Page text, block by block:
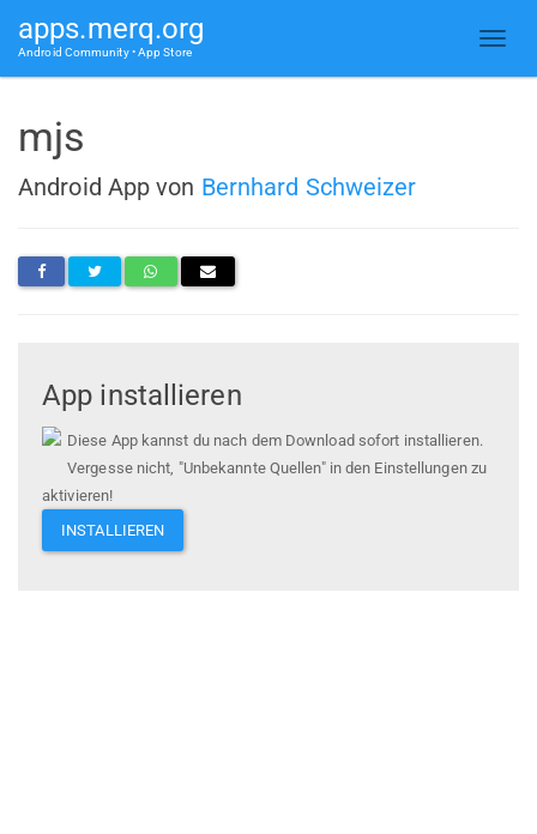
apps.merq.org
Android Community • App Store
mjs
Android App von Bernhard Schweizer
App installieren
Diese App kannst du nach dem Download sofort installieren.
Vergesse nicht, "Unbekannte Quellen" in den Einstellungen zu
aktivieren!
INSTALLIEREN